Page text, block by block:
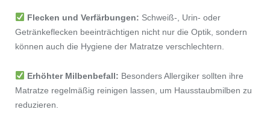
Flecken und Verfärbungen: Schweiß-, Urin- oder
Getränkeflecken beeinträchtigen nicht nur die Optik, sondern
können auch die Hygiene der Matratze verschlechtern.
Erhöhter Milbenbefall: Besonders Allergiker sollten ihre
Matratze regelmäßig reinigen lassen, um Hausstaubmilben zu
reduzieren.